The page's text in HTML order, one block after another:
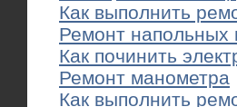
Как выполнить
Ремонт напольных
Как починить
Ремонт манометра
Как выполнить